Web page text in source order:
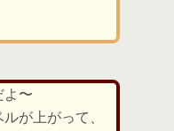
よ〜
が上がって、